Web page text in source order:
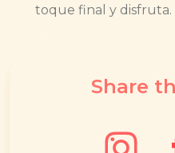
toque final y disfruta.
Share